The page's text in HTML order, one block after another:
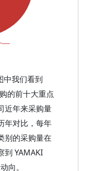
中我们看到
的前十大重点
近年来采购量
年对比，每年
别的采购量在
到 YAMAKI
向。